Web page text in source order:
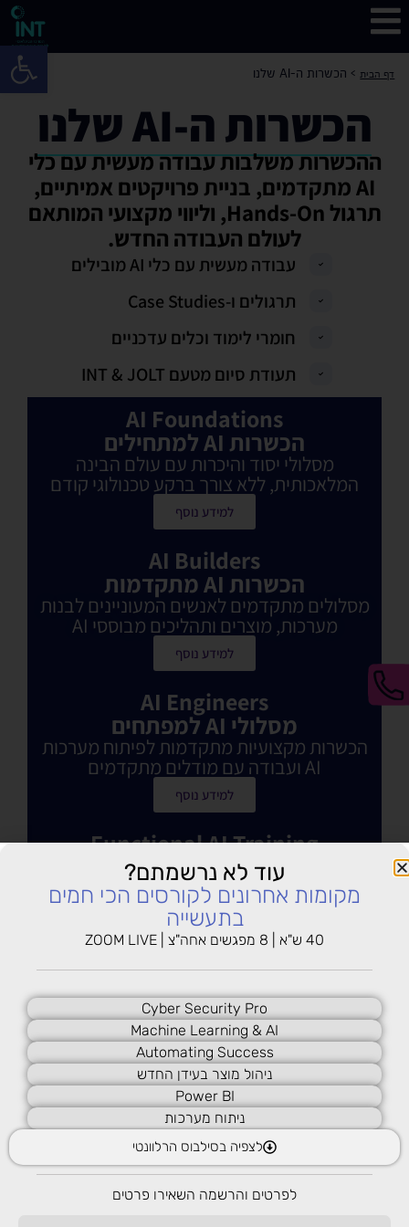
דף הבית > הכשרות ה-AI שלנו
הכשרות ה-AI שלנו
ההכשרות משלבות עבודה מעשית עם כלי
AI מתקדמים, בניית פרויקטים אמיתיים,
תרגול Hands-On, וליווי מקצועי המותאם
לעולם העבודה החדש.
עבודה מעשית עם כלי AI מובילים
תרגולים ו-Case Studies
חומרי לימוד וכלים עדכניים
תעודת סיום מטעם INT & JOLT
AI Foundations
הכשרות AI למתחילים
מסלולי יסוד והיכרות עם עולם הבינה
המלאכותית, ללא צורך ברקע טכנולוגי קודם
למידע נוסף
AI Builders
הכשרות AI מתקדמות
מסלולים מתקדמים לאנשים המעוניינים לבנות
מערכות, מוצרים ותהליכים מבוססי AI
למידע נוסף
AI Engineers
מסלולי AI למפתחים
הכשרות מקצועיות מתקדמות לפיתוח מערכות
AI ועבודה עם מודלים מתקדמים
למידע נוסף
Functional AI Training
הכשרות AI לצוותים מקצועיים
הכשרות מותאמות לפי תחום פעילות, תהליכי
עבודה ואתגרים מקצועיים
Industry AI Programs
תוכניות AI מותאמות לתעשיות
וענפים
הכשרות AI ייעודיות המותאמות לעולמות תוכן
מקצועיים, רגולציה, תהליכי עבודה ואתגרי
התעשייה
למידע נוסף
Enterprise AI
עוד לא נרשמתם?
מקומות אחרונים לקורסים הכי חמים
בתעשייה
40 ש"א | 8 מפגשים אחה"צ | ZOOM LIVE
Cyber Security Pro
Machine Learning & AI
Automating Success
ניהול מוצר בעידן החדש
Power BI
ניתוח מערכות
לצפיה בסילבוס הרלוונטי
לפרטים והרשמה השאירו פרטים